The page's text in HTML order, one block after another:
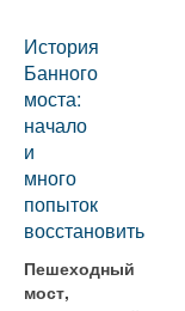
История
Банного
моста:
начало
и
много
попыток
восстановить
Пешеходный
мост,